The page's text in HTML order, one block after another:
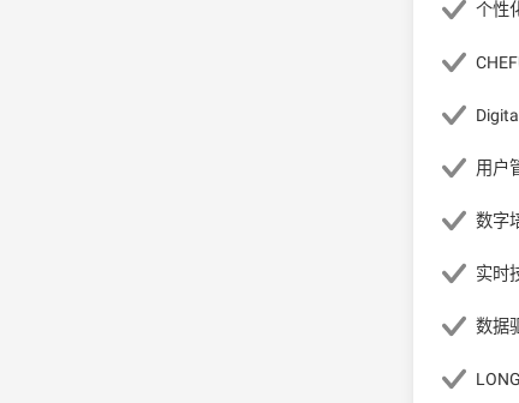
个性
用户
数字
实时
数据